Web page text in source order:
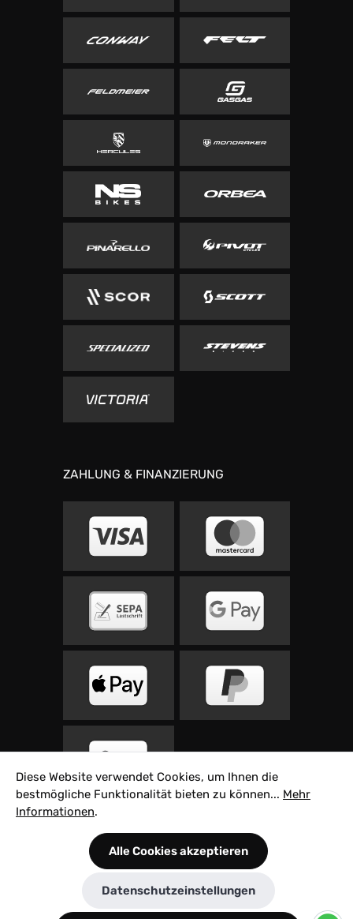
ZAHLUNG & FINANZIERUNG
Alle Preise inkl. gesetzl. Mehrwertsteuer zzgl.
Versandkosten
und ggf. Nachnahmegebühren,
Diese Website verwendet Cookies, um Ihnen die
bestmögliche Funktionalität bieten zu können... Mehr
Informationen.
Alle Cookies akzeptieren
Datenschutzeinstellungen